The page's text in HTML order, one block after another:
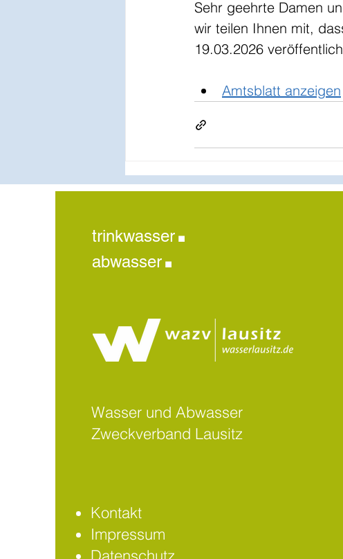
Sehr geehrte Damen
wir teilen Ihnen mit,
19.03.2026
Amtsblatt anzeigen
trinkwasser.
abwasser.
Wasser und Abwasser
Zweckverband Lausitz
Kontakt
Impressum